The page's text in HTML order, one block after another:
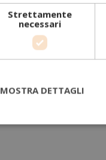
Strettamente
necessari
MOSTRA DETTAGLI